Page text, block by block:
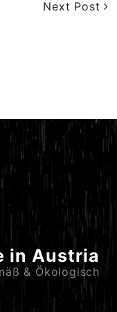
Next Post
in Austria
& Ökologisch